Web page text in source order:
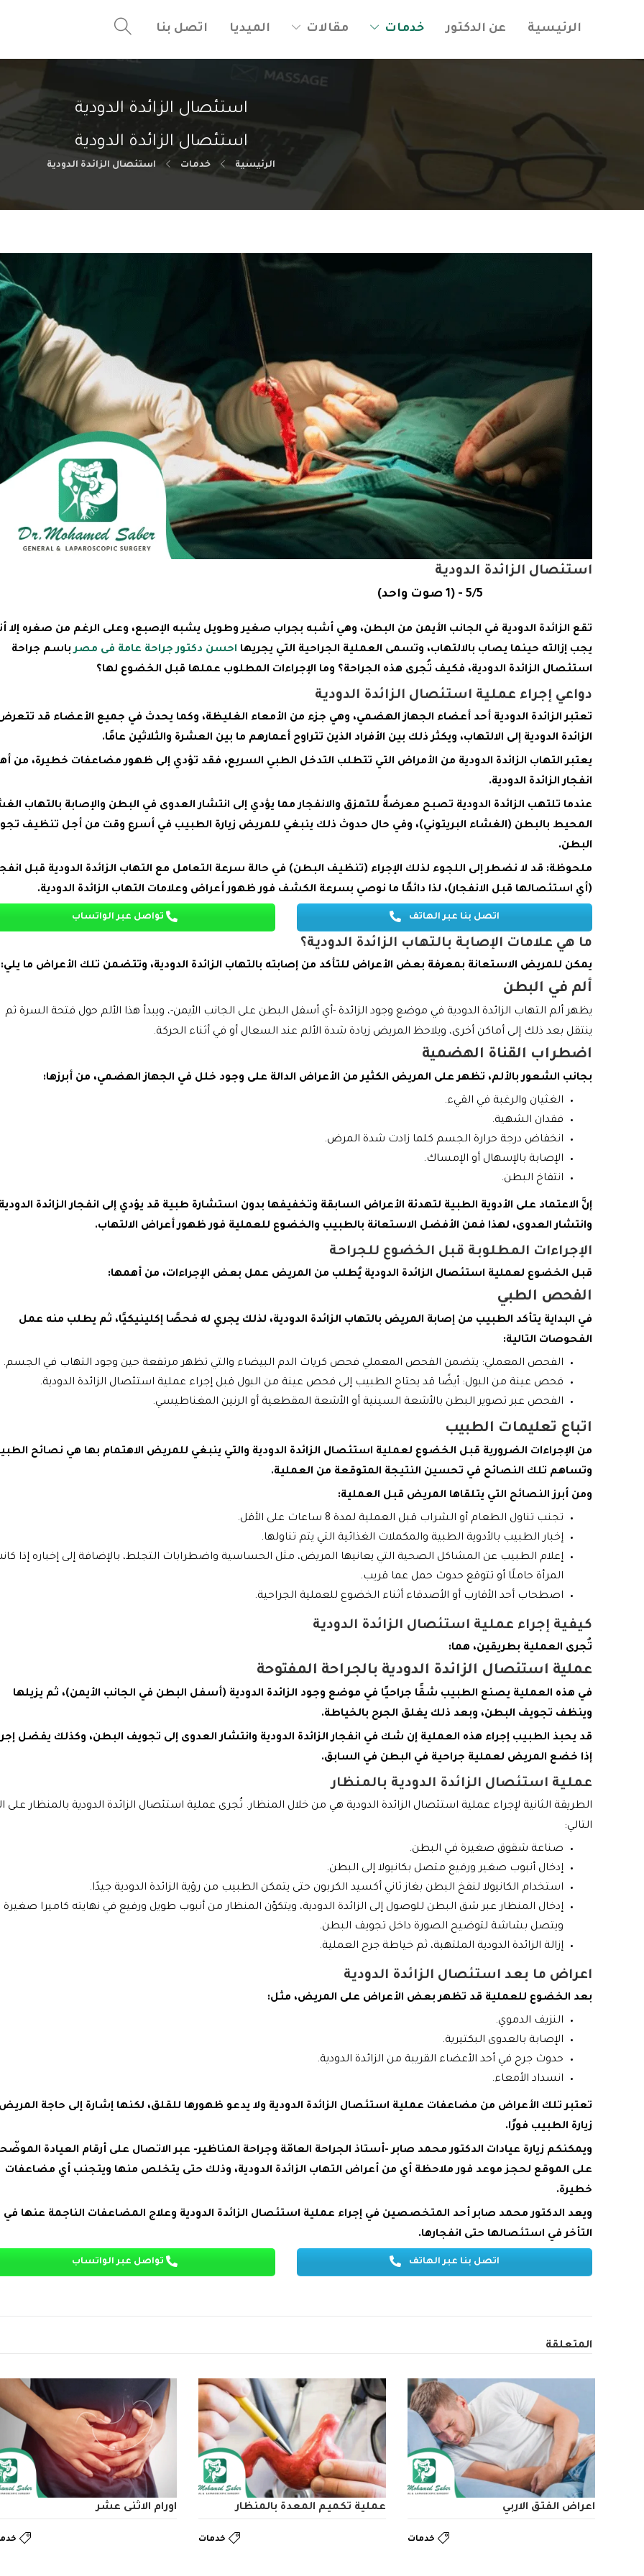
الرئيسية عن الدكتور خدمات مقالات الميديا اتصل بنا
استئصال الزائدة الدودية
استئصال الزائدة الدودية
الرئيسية خدمات استئصال الزائدة الدودية
استئصال الزائدة الدودية
5/5 - (1 صوت واحد)
تقع الزائدة الدودية في الجانب الأيمن من البطن، وهي أشبه بجراب صغير وطويل يشبه الإصبع، وعلى الرغم من صغره إلا
يجب إزالته حينما يصاب بالالتهاب، وتسمى العملية الجراحية التي يجريها احسن دكتور جراحة عامة فى مصرباسم جراحة
استئصال الزائدة الدودية، فكيف تُجرى هذه الجراحة؟ وما الإجراءات المطلوب عملها قبل الخضوع لها؟
دواعي إجراء عملية استئصال الزائدة الدودية
تعتبر الزائدة الدودية أحد أعضاء الجهاز الهضمي، وهي جزء من الأمعاء الغليظة، وكما يحدث في جميع الأعضاء قد
الزائدة الدودية إلى الالتهاب، ويكثر ذلك بين الأفراد الذين تتراوح أعمارهم ما بين العشرة والثلاثين عامًا.
يعتبر التهاب الزائدة الدودية من الأمراض التي تتطلب التدخل الطبي السريع، فقد تؤدي إلى ظهور مضاعفات خطيرة، من
انفجار الزائدة الدودية.
عندما تلتهب الزائدة الدودية تصبح معرضةً للتمزق والانفجار مما يؤدي إلى انتشار العدوى في البطن والإصابة بالتهاب
المحيط بالبطن (الغشاء البريتوني)، وفي حال حدوث ذلك ينبغي للمريض زيارة الطبيب في أسرع وقت من أجل تنظيف
البطن.
ملحوظة: قد لا نضطر إلى اللجوء لذلك الإجراء (تنظيف البطن) في حالة سرعة التعامل مع التهاب الزائدة الدودية قبل
(أي استئصالها قبل الانفجار)، لذا دائمًا ما نوصي بسرعة الكشف فور ظهور أعراض وعلامات التهاب الزائدة الدودية.
تواصل عبر الواتساب اتصل بنا عبر الهاتف
ما هي علامات الإصابة بالتهاب الزائدة الدودية؟
يمكن للمريض الاستعانة بمعرفة بعض الأعراض للتأكد من إصابته بالتهاب الزائدة الدودية، وتتضمن تلك الأعراض ما يلي:
ألم في البطن
يظهر ألم التهاب الزائدة الدودية في موضع وجود الزائدة -أي أسفل البطن على الجانب الأيمن-، ويبدأ هذا الألم حول فتحة السرة ثم
ينتقل بعد ذلك إلى أماكن أخرى، ويلاحظ المريض زيادة شدة الألم عند السعال أو في أثناء الحركة.
اضطراب القناة الهضمية
بجانب الشعور بالألم، تظهر على المريض الكثير من الأعراض الدالة على وجود خلل في الجهاز الهضمي، من أبرزها:
الغثيان والرغبة في القيء.
فقدان الشهية.
انخفاض درجة حرارة الجسم كلما زادت شدة المرض.
الإصابة بالإسهال أو الإمساك.
انتفاخ البطن.
إنَّ الاعتماد على الأدوية الطبية لتهدئة الأعراض السابقة وتخفيفها بدون استشارة طبية قد يؤدي إلى انفجار الزائدة
وانتشار العدوى، لهذا فمن الأفضل الاستعانة بالطبيب والخضوع للعملية فور ظهور أعراض الالتهاب.
الإجراءات المطلوبة قبل الخضوع للجراحة
قبل الخضوع لعملية استئصال الزائدة الدودية يُطلب من المريض عمل بعض الإجراءات، من أهمها:
الفحص الطبي
في البداية يتأكد الطبيب من إصابة المريض بالتهاب الزائدة الدودية، لذلك يجري له فحصًا إكلينيكيًا، ثم يطلب منه عمل
الفحوصات التالية:
الفحص المعملي: يتضمن الفحص المعملي فحص كريات الدم البيضاء والتي تظهر مرتفعة حين وجود التهاب في الجسم.
فحص عينة من البول: أيضًا قد يحتاج الطبيب إلى فحص عينة من البول قبل إجراء عملية استئصال الزائدة الدودية.
الفحص عبر تصوير البطن بالأشعة السينية أو الأشعة المقطعية أو الرنين المغناطيسي.
اتباع تعليمات الطبيب
من الإجراءات الضرورية قبل الخضوع لعملية استئصال الزائدة الدودية والتي ينبغي للمريض الاهتمام بها هي نصائح
وتساهم تلك النصائح في تحسين النتيجة المتوقعة من العملية.
ومن أبرز النصائح التي يتلقاها المريض قبل العملية:
تجنب تناول الطعام أو الشراب قبل العملية لمدة 8 ساعات على الأقل.
إخبار الطبيب بالأدوية الطبية والمكملات الغذائية التي يتم تناولها.
إعلام الطبيب عن المشاكل الصحية التي يعانيها المريض، مثل الحساسية واضطرابات التجلط، بالإضافة إلى إخباره إذا
المرأة حاملًا أو تتوقع حدوث حمل عما قريب.
اصطحاب أحد الأقارب أو الأصدقاء أثناء الخضوع للعملية الجراحية.
كيفية إجراء عملية استئصال الزائدة الدودية
تُجرى العملية بطريقين، هما:
عملية استئصال الزائدة الدودية بالجراحة المفتوحة
في هذه العملية يصنع الطبيب شقًا جراحيًا في موضع وجود الزائدة الدودية (أسفل البطن في الجانب الأيمن)، ثم يزيلها
وينظف تجويف البطن، وبعد ذلك يغلق الجرح بالخياطة.
قد يحبذ الطبيب إجراء هذه العملية إن شك في انفجار الزائدة الدودية وانتشار العدوى إلى تجويف البطن، وكذلك يفضل
إذا خضع المريض لعملية جراحية في البطن في السابق.
عملية استئصال الزائدة الدودية بالمنظار
الطريقة الثانية لإجراء عملية استئصال الزائدة الدودية هي من خلال المنظار. تُجرى عملية استئصال الزائدة الدودية بالمنظار على
التالي:
صناعة شقوق صغيرة في البطن.
إدخال أنبوب صغير ورفيع متصل بكانيولا إلى البطن.
استخدام الكانيولا لنفخ البطن بغاز ثاني أكسيد الكربون حتى يتمكن الطبيب من رؤية الزائدة الدودية جيدًا.
إدخال المنظار عبر شق البطن للوصول إلى الزائدة الدودية، ويتكوّن المنظار من أنبوب طويل ورفيع في نهايته كاميرا صغيرة
ويتصل بشاشة لتوضيح الصورة داخل تجويف البطن.
إزالة الزائدة الدودية الملتهبة، ثم خياطة جرح العملية.
اعراض ما بعد استئصال الزائدة الدودية
بعد الخضوع للعملية قد تظهر بعض الأعراض على المريض، مثل:
النزيف الدموي.
الإصابة بالعدوى البكتيرية.
حدوث جرح في أحد الأعضاء القريبة من الزائدة الدودية.
انسداد الأمعاء.
تعتبر تلك الأعراض من مضاعفات عملية استئصال الزائدة الدودية ولا يدعو ظهورها للقلق، لكنها إشارة إلى حاجة
زيارة الطبيب فورًا.
ويمكنكم زيارة عيادات الدكتور محمد صابر -أستاذ الجراحة العامّة وجراحة المناظير- عبر الاتصال على أرقام العيادة
على الموقع لحجز موعد فور ملاحظة أي من أعراض التهاب الزائدة الدودية، وذلك حتى يتخلص منها ويتجنب أي مضاعفات
خطيرة.
ويعد الدكتور محمد صابر أحد المتخصصين في إجراء عملية استئصال الزائدة الدودية وعلاج المضاعفات الناجمة عنها في
التأخر في استئصالها حتى انفجارها.
تواصل عبر الواتساب اتصل بنا عبر الهاتف
المتعلقة
اعراض الفتق الاربي
خدمات
عملية تكميم المعدة بالمنظار
خدمات
اورام الاثنى عشر